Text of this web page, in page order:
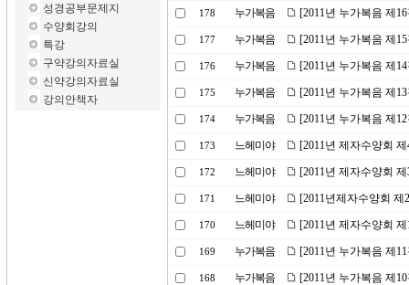
성경공부문제지
수양회강의
특강
구약강의자료실
신약강의자료실
강의안책자
178 누가복음 [2011년 누가복음 제
177 누가복음 [2011년 누가복음 제
176 누가복음 [2011년 누가복음 제
175 누가복음 [2011년 누가복음 제
174 누가복음 [2011년 누가복음 제
173 느헤미야 [2011년 제자수양회
172 느헤미야 [2011년 제자수양회
171 느헤미야 [2011년제자수양회
170 느헤미야 [2011년 제자수양회
169 누가복음 [2011년 누가복음 제
168 누가복음 [2011년 누가복음 제